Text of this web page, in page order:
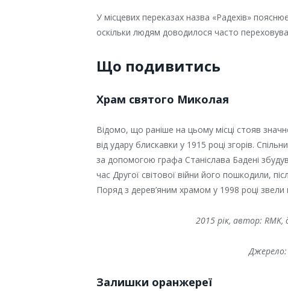
У місцевих переказах назва «Радехів»
оскільки людям доводилося часто
Що подивитись
Храм святого Миколая
Відомо, що раніше на цьому місці стояв
від удару блискавки у 1915 році згорів.
за допомогою графа Станіслава Бадені
час Другої світової війни його пошкодили,
Поряд з дерев’яним храмом у 1998 році
2015 рік, автор:
Залишки оранжереї